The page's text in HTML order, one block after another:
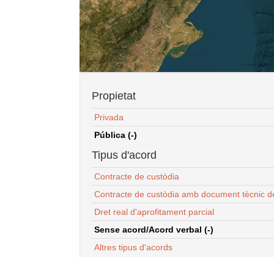
Propietat
Privada
Pública (-)
Tipus d'acord
Contracte de custòdia
Contracte de custòdia amb document tècnic
Dret real d'aprofitament parcial
Sense acord/Acord verbal (-)
Altres tipus d'acords